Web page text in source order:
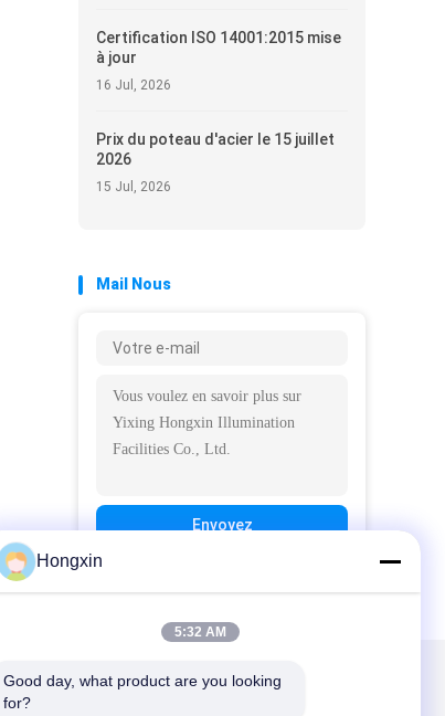
Certification ISO 14001:2015 mise
à jour
16 Jul, 2026
Prix du poteau d'acier le 15 juillet
2026
15 Jul, 2026
Mail Nous
Envoyez
Mail nous
Hongxin
5:32 AM
Good day, what product are you looking
for?